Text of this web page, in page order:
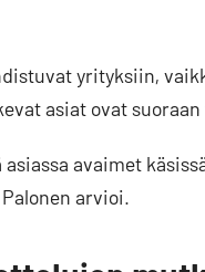
yrityksiin,
asiat ovat
avaimet
arvioi.